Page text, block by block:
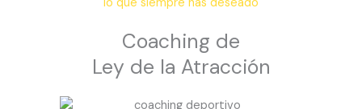
Coaching de
Ley de la Atracción